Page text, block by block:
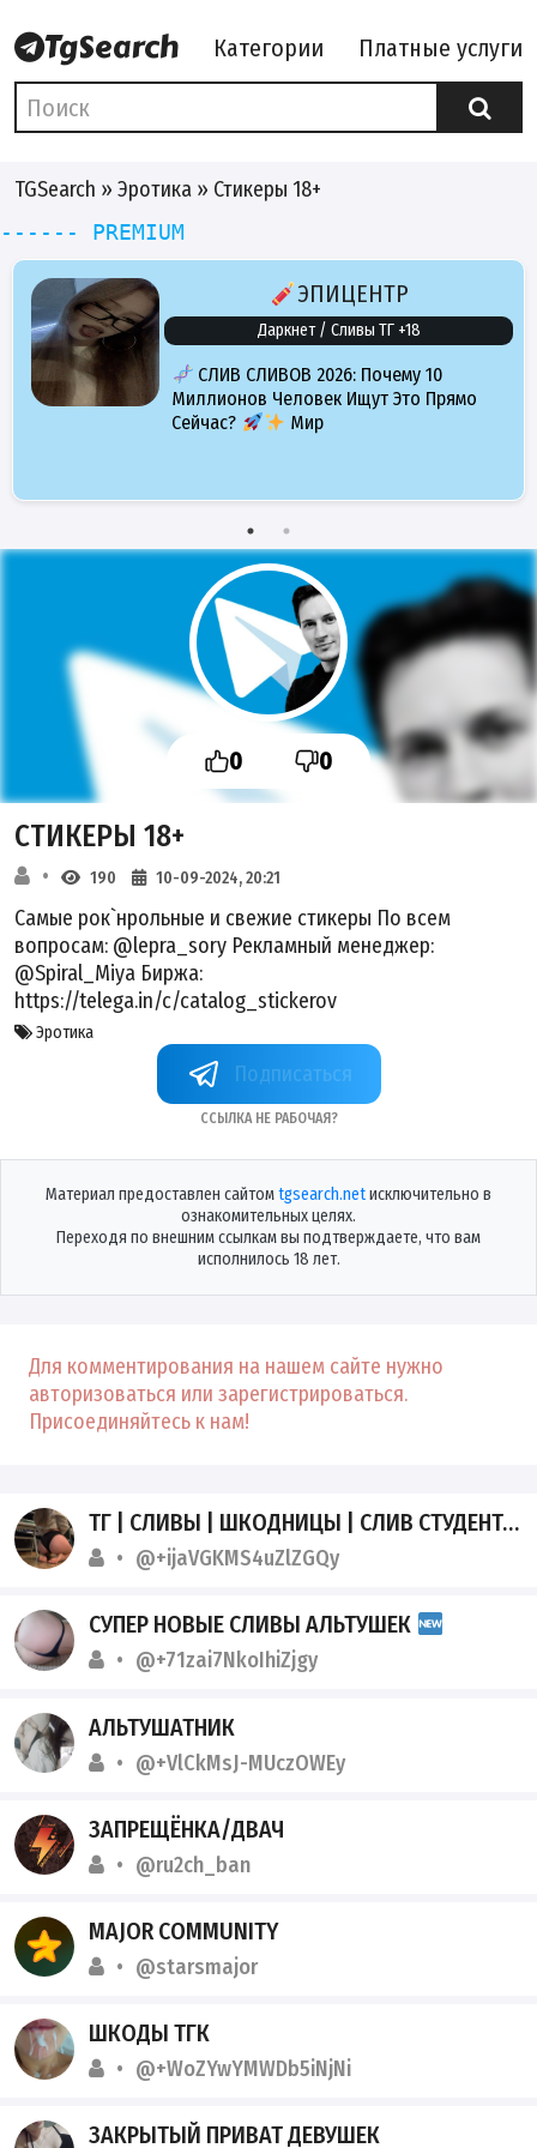
Категории Платные услуги
TGSearch » Эротика » Стикеры 18+
------ PREMIUM
ЭПИЦЕНТР
Даркнет / Сливы ТГ +18
СЛИВ СЛИВОВ 2026: Почему 10
Миллионов Человек Ищут Это Прямо
Сейчас?
Мир
0 0
СТИКЕРЫ 18+
190 10-09-2024, 20:21
Самые рок`нрольные и свежие стикеры По всем
вопросам: @lepra_sory Рекламный менеджер:
@Spiral_Miya Биржа:
https://telega.in/c/catalog_stickerov
Эротика
catalog_stickerov
Ссылка не рабочая?
Материал предоставлен сайтомtgsearch.netисключительно в
ознакомительных целях.
Переходя по внешним ссылкам вы подтверждаете, что вам
исполнилось 18 лет.
Для комментирования на нашем сайте нужно
авторизоваться или зарегистрироваться.
Присоединяйтесь к нам!
ТГ | СЛИВЫ | ШКОДНИЦЫ | СЛИВ СТУДЕНТОК
@+ijaVGKMS4uZlZGQy
СУПЕР НОВЫЕ СЛИВЫ АЛЬТУШЕК
@+71zai7NkoIhiZjgy
АЛЬТУШАТНИК
@+VlCkMsJ-MUczOWEy
ЗАПРЕЩЁНКА/ДВАЧ
@ru2ch_ban
MAJOR COMMUNITY
@starsmajor
ШКОДЫ ТГК
@+WoZYwYMWDb5iNjNi
ЗАКРЫТЫЙ ПРИВАТ ДЕВУШЕК